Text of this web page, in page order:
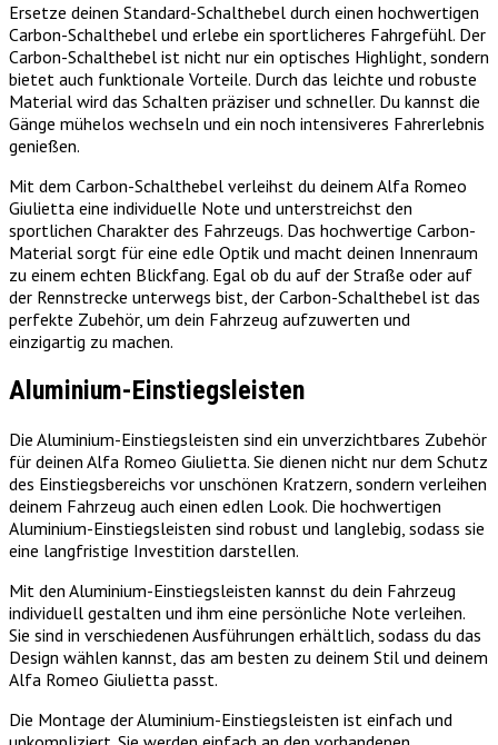
Ersetze deinen Standard-Schalthebel durch einen hochwertigen
Carbon-Schalthebel und erlebe ein sportlicheres Fahrgefühl. Der
Carbon-Schalthebel ist nicht nur ein optisches Highlight, sondern
bietet auch funktionale Vorteile. Durch das leichte und robuste
Material wird das Schalten präziser und schneller. Du kannst die
Gänge mühelos wechseln und ein noch intensiveres Fahrerlebnis
genießen.
Mit dem Carbon-Schalthebel verleihst du deinem Alfa Romeo
Giulietta eine individuelle Note und unterstreichst den
sportlichen Charakter des Fahrzeugs. Das hochwertige Carbon-
Material sorgt für eine edle Optik und macht deinen Innenraum
zu einem echten Blickfang. Egal ob du auf der Straße oder auf
der Rennstrecke unterwegs bist, der Carbon-Schalthebel ist das
perfekte Zubehör, um dein Fahrzeug aufzuwerten und
einzigartig zu machen.
Aluminium-Einstiegsleisten
Die Aluminium-Einstiegsleisten sind ein unverzichtbares Zubehör
für deinen Alfa Romeo Giulietta. Sie dienen nicht nur dem Schutz
des Einstiegsbereichs vor unschönen Kratzern, sondern verleihen
deinem Fahrzeug auch einen edlen Look. Die hochwertigen
Aluminium-Einstiegsleisten sind robust und langlebig, sodass sie
eine langfristige Investition darstellen.
Mit den Aluminium-Einstiegsleisten kannst du dein Fahrzeug
individuell gestalten und ihm eine persönliche Note verleihen.
Sie sind in verschiedenen Ausführungen erhältlich, sodass du das
Design wählen kannst, das am besten zu deinem Stil und deinem
Alfa Romeo Giulietta passt.
Die Montage der Aluminium-Einstiegsleisten ist einfach und